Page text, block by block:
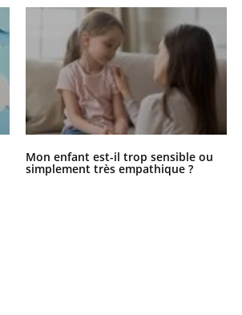
Mon enfant est-il trop sensible ou
simplement très empathique ?